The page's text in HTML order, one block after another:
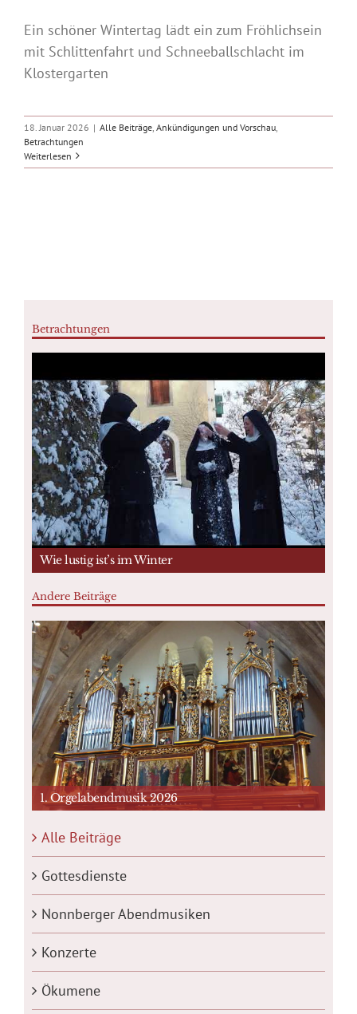
Ein schöner Wintertag lädt ein zum Fröhlichsein
mit Schlittenfahrt und Schneeballschlacht im
Klostergarten
18. Januar 2026 | Alle Beiträge Ankündigungen und Vorschau
Betrachtungen
Weiterlesen
Betrachtungen
Wie lustig ist’s im Winter
Andere Beiträge
1. Orgelabendmusik 2026
Alle Beiträge
Gottesdienste
Nonnberger Abendmusiken
Konzerte
Ökumene